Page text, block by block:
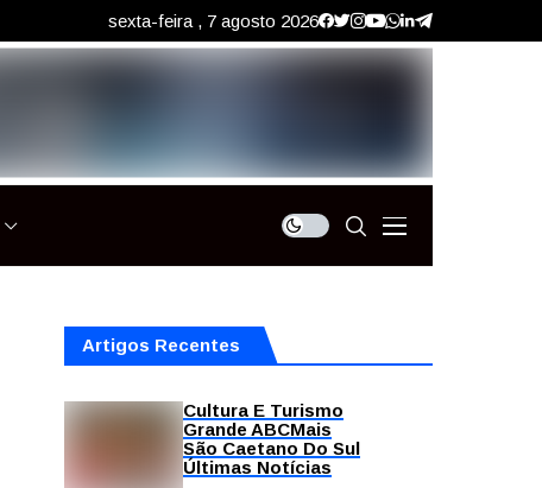
sexta-feira , 7 agosto 2026
Artigos Recentes
Cultura E Turismo
Grande ABCMais
São Caetano Do Sul
Últimas Notícias